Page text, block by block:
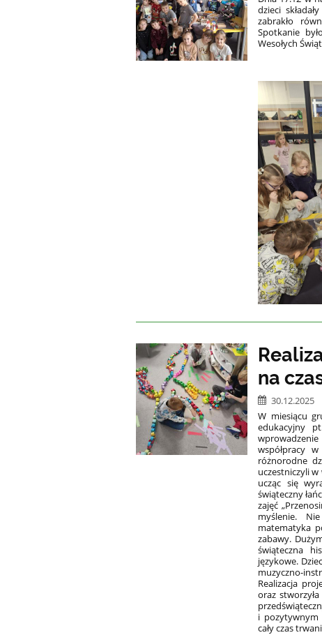
dzieci
zabrakło
Spotkanie
Wesołych
na
30.12.2025
W miesiącu
edukacyjny
współpracy
różnorodne
uczestniczyli
ucząc się
świąteczny
zajęć
myślenie.
matematyka
zabawy.
świąteczna
językowe.
muzyczno-
Realizacja
oraz
i pozytywnym
cały czas